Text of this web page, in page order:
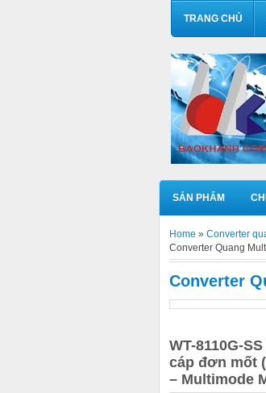
TRANG CHỦ
SẢN PHẨM
Home » Converter
Converter Quang
Converter
WT-8110G-
cáp đơn mốt
– Multimode